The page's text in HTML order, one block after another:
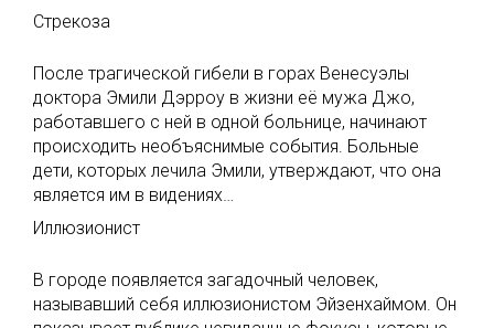
Стрекоза
После трагической гибели в горах Венесуэлы
доктора Эмили Дэрроу в жизни её мужа Джо,
работавшего с ней в одной больнице, начинают
происходить необъяснимые события. Больные
дети, которых лечила Эмили, утверждают, что она
является им в видениях…
Иллюзионист
В городе появляется загадочный человек,
называвший себя иллюзионистом Эйзенхаймом. Он